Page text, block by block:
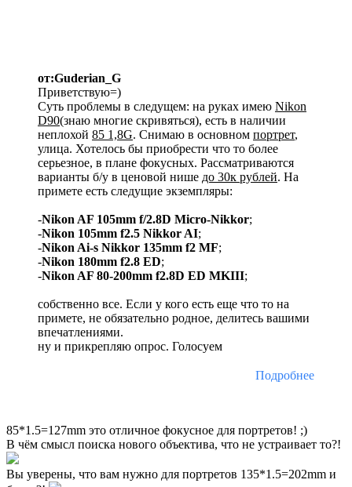
от:Guderian_G
Приветствую=)
Суть проблемы в следущем: на руках имею Nikon
D90(знаю многие скривяться), есть в наличии
неплохой 85 1,8G. Снимаю в основном портрет,
улица. Хотелось бы приобрести что то более
серьезное, в плане фокусных. Рассматриваются
варианты б/у в ценовой нише до 30к рублей. На
примете есть следущие экземпляры:
-Nikon AF 105mm f/2.8D Micro-Nikkor;
-Nikon 105mm f2.5 Nikkor AI;
-Nikon Ai-s Nikkor 135mm f2 MF;
-Nikon 180mm f2.8 ED;
-Nikon AF 80-200mm f2.8D ED MKIII;
собственно все. Если у кого есть еще что то на
примете, не обязательно родное, делитесь вашими
впечатлениями.
ну и прикрепляю опрос. Голосуем
Подробнее
85*1.5=127mm это отличное фокусное для портретов! ;)
В чём смысл поиска нового объектива, что не устраивает то?!
Вы уверены, что вам нужно для портретов 135*1.5=202mm и